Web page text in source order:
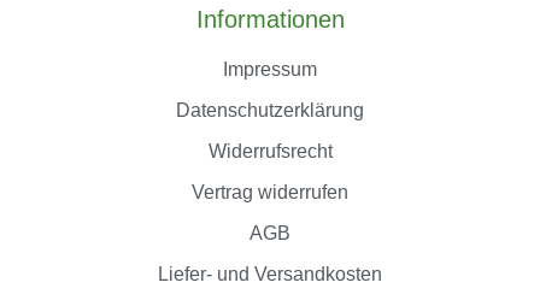
Informationen
Impressum
Datenschutzerklärung
Widerrufsrecht
Vertrag widerrufen
AGB
Liefer- und Versandkosten